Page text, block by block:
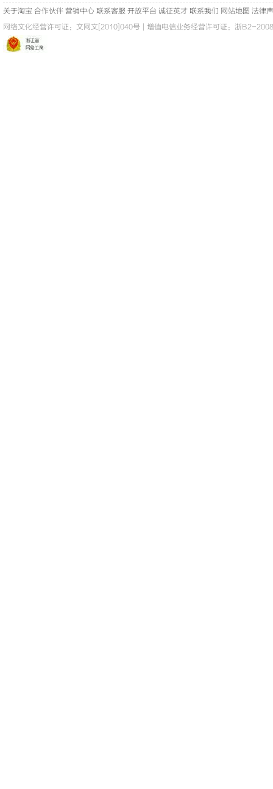
关于淘宝 合作伙伴 营销中心 联系客服 开放平台 诚征英才 联系我们 网站地图 法律
网络文化经营许可证： 文网文[2010]040号 增值电信业务经营许可证：浙B2-